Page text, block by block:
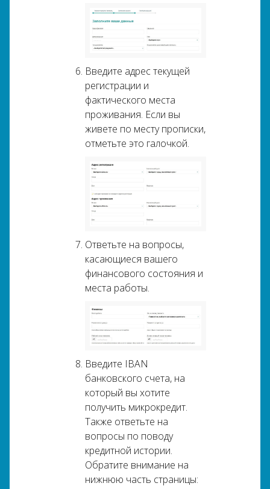
Введите адрес текущей
регистрации и
фактического места
проживания. Если вы
живете по месту прописки,
отметьте это галочкой.
Ответьте на вопросы,
касающиеся вашего
финансового состояния и
места работы.
Введите IBAN
банковского счета, на
который вы хотите
получить микрокредит.
Также ответьте на
вопросы по поводу
кредитной истории.
Обратите внимание на
нижнюю часть страницы: